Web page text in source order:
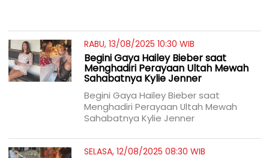
RABU, 13/08/2025 10:30 WIB
Begini Gaya Hailey Bieber saat
Menghadiri Perayaan Ultah Mewah
Sahabatnya Kylie Jenner
Begini Gaya Hailey Bieber saat
Menghadiri Perayaan Ultah Mewah
Sahabatnya Kylie Jenner
SELASA, 12/08/2025 08:30 WIB